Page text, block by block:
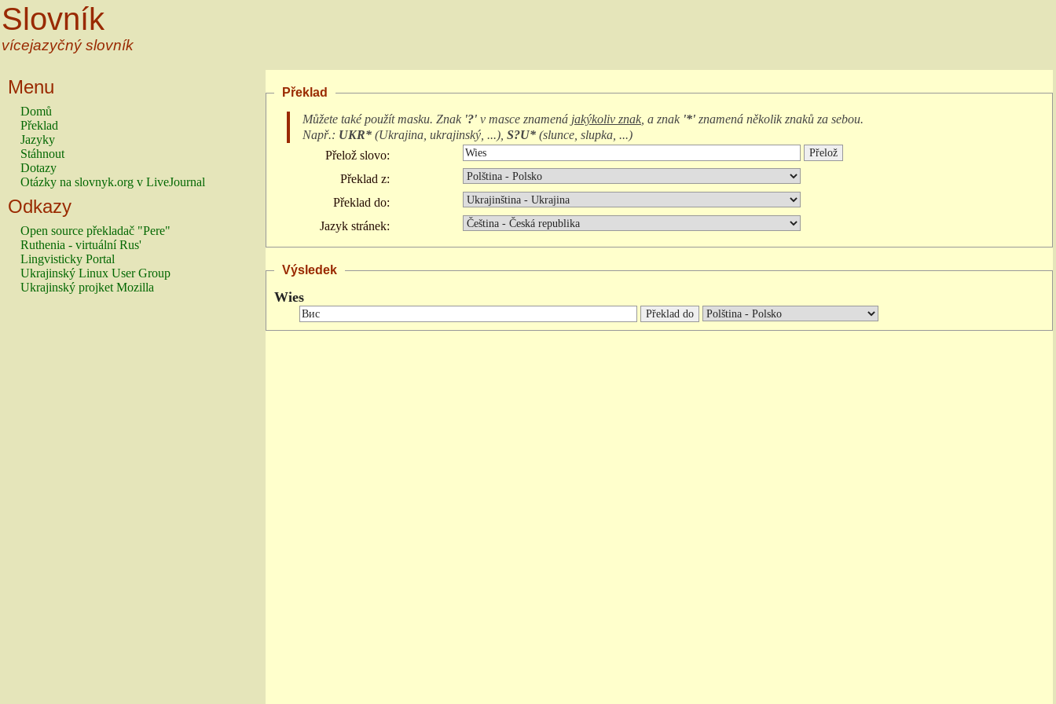
Slovník
vícejazyčný slovník
Menu
Domů
Překlad
Jazyky
Stáhnout
Dotazy
Otázky na slovnyk.org v LiveJournal
Odkazy
Open source překladač "Pere"
Ruthenia - virtuální Rus'
Lingvisticky Portal
Ukrajinský Linux User Group
Ukrajinský projket Mozilla
Překlad
Můžete také použít masku. Znak '?' v masce znamená jakýkoliv znak , a znak '*' znamená několik znaků za sebou.
Např.: UKR* (Ukrajina, ukrajinský, ...), S?U* (slunce, slupka, ...)
Přelož slovo:
Překlad z:
Překlad do:
Jazyk stránek:
Výsledek
Wies